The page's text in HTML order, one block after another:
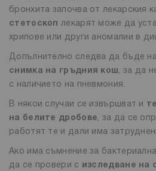
бронхита започва от лекарския
стетоскоп
лекарят може да
хрипове или други аномалии в
Допълнително следва да бъде
снимка на гръдния кош , за да
с наличието на пневмония.
В някои случаи се извършват и
на белите дробове, за да се
работят те и дали има
Ако има съмнение за
да се провери с
изследване на